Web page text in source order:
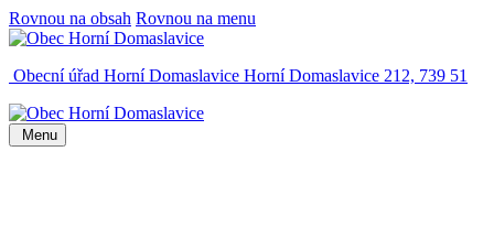
Rovnou na obsah Rovnou na menu
Obecní úřad Horní Domaslavice Horní Domaslavice 212, 739 51
Menu